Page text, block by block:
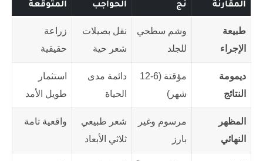
المقارنة
نج
الحواجب
المتوقعة
طبيعة
الإجراء
وشم سطحي
للجلد
نقل بصيلات
شعر حية
زراعة
حقيقية
ديمومة
النتائج
مؤقتة (6-12
شهر)
دائمة مدى
الحياة
استثمار
طويل الأمد
المظهر
النهائي
مرسوم وغير
بارز
شعر طبيعي
ثلاثي الأبعاد
واقعية تامة